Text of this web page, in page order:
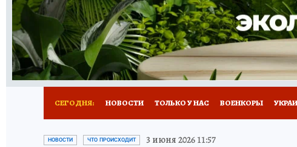
КОЛЛЕКЦИИ РЕКЛАМА ТЕСТЫ НОВОЕ НА
СЕГОДНЯ: НОВОСТИ ТОЛЬКО У НАС ВОЕНКОРЫ
СИТУАЦИЯ С МАЗУТОМ В КРЫМУ
НОВОСТИ ЧТО ПРОИСХОДИТ 3 июня 2026 11:57